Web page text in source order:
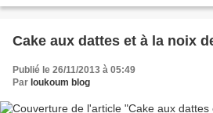
Cake aux dattes et à la noix
Publié le 26/11/2013 à 05:49
Par loukoum blog